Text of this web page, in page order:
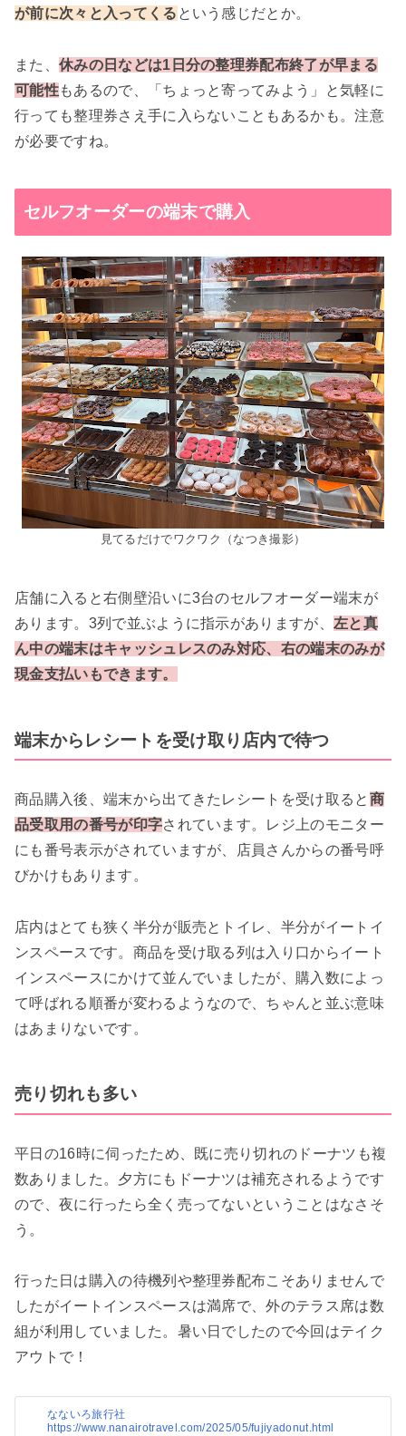
が前に次々と入ってくる という感じだとか。
また、 休みの日などは1日分の整理券配布終了が早まる
可能性もあるので、「ちょっと寄ってみよう」と気軽に
行っても整理券さえ手に入らないこともあるかも。注意
が必要ですね。
セルフオーダーの端末で購入
見てるだけでワクワク（なつき撮影）
店舗に入ると右側壁沿いに3台のセルフオーダー端末が
あります。3列で並ぶように指示がありますが、 左と真
ん中の端末はキャッシュレスのみ対応、右の端末のみが
現金支払いもできます。
端末からレシートを受け取り店内で待つ
商品購入後、端末から出てきたレシートを受け取ると 商
品受取用の番号が印字されています。レジ上のモニター
にも番号表示がされていますが、店員さんからの番号呼
びかけもあります。
店内はとても狭く半分が販売とトイレ、半分がイートイ
ンスペースです。商品を受け取る列は入り口からイート
インスペースにかけて並んでいましたが、購入数によっ
て呼ばれる順番が変わるようなので、ちゃんと並ぶ意味
はあまりないです。
売り切れも多い
平日の16時に伺ったため、既に売り切れのドーナツも複
数ありました。夕方にもドーナツは補充されるようです
ので、夜に行ったら全く売ってないということはなさそ
う。
行った日は購入の待機列や整理券配布こそありませんで
したがイートインスペースは満席で、外のテラス席は数
組が利用していました。暑い日でしたので今回はテイク
アウトで！
なないろ旅行社
https://www.nanairotravel.com/2025/05/fujiyadonut.html